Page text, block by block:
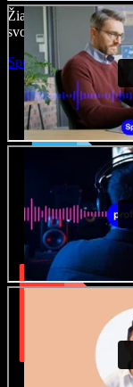
Žiadne učenie,
svoje nápady na realitu.
Spustiť Studio